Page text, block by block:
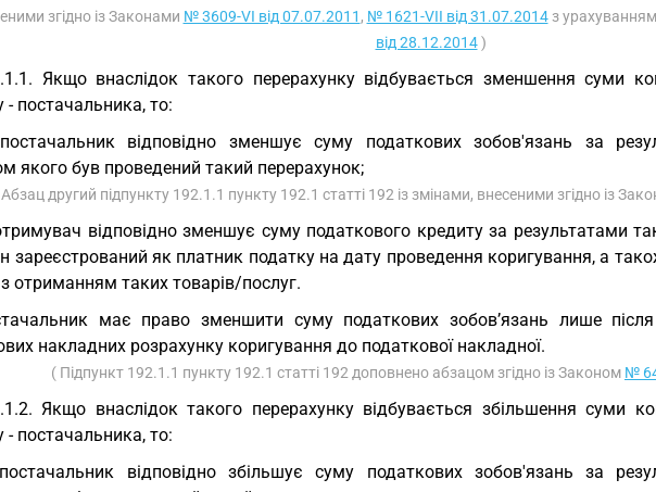
згідно із Законами № 3609-VI від 07.07.2011 , № 1621-VII від 31.07.2014з
від 28.12.2014)
Якщо внаслідок такого перерахунку відбувається зменшення суми
- постачальника, то:
відповідно зменшує суму податкових зобов'язань за
якого був проведений такий перерахунок;
другий підпункту 192.1.1 пункту 192.1 статті 192 із змінами, внесеними згідно із
відповідно зменшує суму податкового кредиту за результатами
зареєстрований як платник податку на дату проведення коригування, а
отриманням таких товарів/послуг.
має право зменшити суму податкових зобов’язань лише
накладних розрахунку коригування до податкової накладної.
( Підпункт 192.1.1 пункту 192.1 статті 192 доповнено абзацом згідно із Законом №
Якщо внаслідок такого перерахунку відбувається збільшення суми
- постачальника, то:
відповідно збільшує суму податкових зобов'язань за